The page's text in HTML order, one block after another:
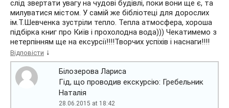
слід звертати увагу на чудові будівлі, поки вони ще є, та
милуватися містом. У самій же бібліотеці для дорослих
ім.Т.Шевченка зустріли тепло. Тепла атмосфера, хороша
підбірка книг про Київ і прохолодна вода))) Чекатимемо з
нетерпінням ще на ексурсії!!!!Творчих успіхів і наснаги!!!!
Відповісти ↓
Білозерова Лариса
Гід, що проводив екскурсію: Гребельник
Наталія
28.06.2015 at 18:42